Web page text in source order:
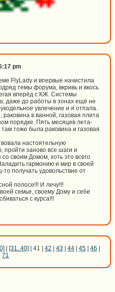
pm
FlyLady и впервые начистила
темы форума, вкривь и вкось
вперёд с КЖ. Системы
даже до работы в зонах ещё не
увлечение и я отпала.
в ванной, газовая плита
порядке. Пять месяцев лета-
тоже была раковина и газовая
настоятельную
пройти заново все шаги и
своим Домом, хоть это всего
гармонию и мир в своей
получать удовольствие от
полосе!!! И лечу!!!
семье, своему Дому и себе
с курса!!!
| [31..40] | 41 | 42 | 43 | 44 | 45 | 46 |
71